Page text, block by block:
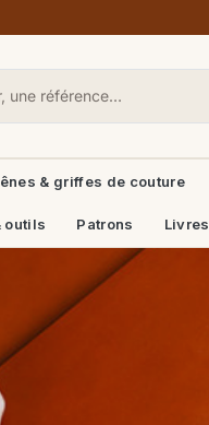
& griffes de couture
outils Patrons Livres